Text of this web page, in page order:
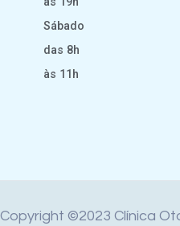
Sábado
das 8h
às 11h
Copyright ©2023 Clínica